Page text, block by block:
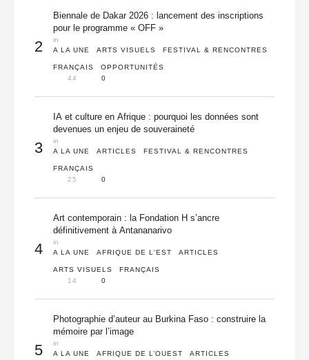
2
Biennale de Dakar 2026 : lancement des inscriptions
pour le programme « OFF »
in
A LA UNE
ARTS VISUELS FESTIVAL & RENCONTRES
FRANÇAIS
OPPORTUNITÉS
44
0
3
IA et culture en Afrique : pourquoi les données sont
devenues un enjeu de souveraineté
in
A LA UNE
ARTICLES FESTIVAL & RENCONTRES
FRANÇAIS
25
0
4
Art contemporain : la Fondation H s’ancre
définitivement à Antananarivo
in
A LA UNE
AFRIQUE DE L'EST ARTICLES
ARTS VISUELS
FRANÇAIS
14
0
5
Photographie d’auteur au Burkina Faso : construire la
mémoire par l’image
in
A LA UNE
AFRIQUE DE L’OUEST ARTICLES